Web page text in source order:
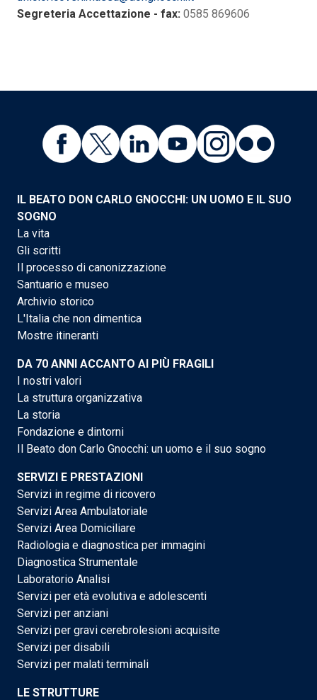
Segreteria Accettazione - fax: 0585 869606
IL BEATO DON CARLO GNOCCHI: UN UOMO E IL SUO
SOGNO
La vita
Gli scritti
Il processo di canonizzazione
Santuario e museo
Archivio storico
L'Italia che non dimentica
Mostre itineranti
DA 70 ANNI ACCANTO AI PIÙ FRAGILI
I nostri valori
La struttura organizzativa
La storia
Fondazione e dintorni
Il Beato don Carlo Gnocchi: un uomo e il suo sogno
SERVIZI E PRESTAZIONI
Servizi in regime di ricovero
Servizi Area Ambulatoriale
Servizi Area Domiciliare
Radiologia e diagnostica per immagini
Diagnostica Strumentale
Laboratorio Analisi
Servizi per età evolutiva e adolescenti
Servizi per anziani
Servizi per gravi cerebrolesioni acquisite
Servizi per disabili
Servizi per malati terminali
LE STRUTTURE